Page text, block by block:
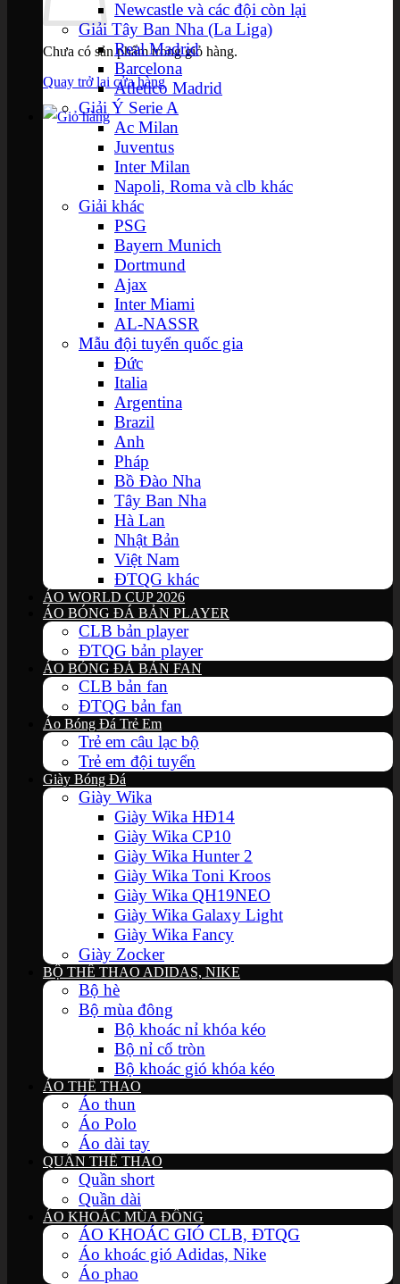
Chưa có sản phẩm trong giỏ hàng.
Quay trở lại cửa hàng
Newcastle và các đội còn lại
Giải Tây Ban Nha (La Liga)
Real Madrid
Barcelona
Atletico Madrid
Giải Ý Serie A
Ac Milan
Juventus
Inter Milan
Napoli, Roma và clb khác
Giải khác
PSG
Bayern Munich
Dortmund
Ajax
Inter Miami
AL-NASSR
Mẫu đội tuyển quốc gia
Đức
Italia
Argentina
Brazil
Anh
Pháp
Bồ Đào Nha
Tây Ban Nha
Hà Lan
Nhật Bản
Việt Nam
ĐTQG khác
ÁO WORLD CUP 2026
ÁO BÓNG ĐÁ BẢN PLAYER
CLB bản player
ĐTQG bản player
ÁO BÓNG ĐÁ BẢN FAN
CLB bản fan
ĐTQG bản fan
Áo Bóng Đá Trẻ Em
Trẻ em câu lạc bộ
Trẻ em đội tuyển
Giày Bóng Đá
Giày Wika
Giày Wika HĐ14
Giày Wika CP10
Giày Wika Hunter 2
Giày Wika Toni Kroos
Giày Wika QH19NEO
Giày Wika Galaxy Light
Giày Wika Fancy
Giày Zocker
BỘ THỂ THAO ADIDAS, NIKE
Bộ hè
Bộ mùa đông
Bộ khoác nỉ khóa kéo
Bộ nỉ cổ tròn
Bộ khoác gió khóa kéo
ÁO THỂ THAO
Áo thun
Áo Polo
Áo dài tay
QUẦN THỂ THAO
Quần short
Quần dài
ÁO KHOÁC MÙA ĐÔNG
ÁO KHOÁC GIÓ CLB, ĐTQG
Áo khoác gió Adidas, Nike
Áo phao